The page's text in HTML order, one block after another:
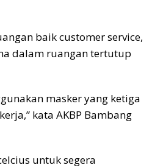
baik customer service,
dalam ruangan tertutup
masker yang ketiga
kata AKBP Bambang
untuk segera